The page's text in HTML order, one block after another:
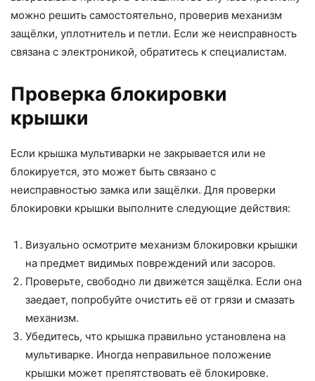
можно решить самостоятельно, проверив механизм
защёлки, уплотнитель и петли. Если же неисправность
связана с электроникой, обратитесь к специалистам.
Проверка блокировки
крышки
Если крышка мультиварки не закрывается или не
блокируется, это может быть связано с
неисправностью замка или защёлки. Для проверки
блокировки крышки выполните следующие действия:
Визуально осмотрите механизм блокировки крышки
на предмет видимых повреждений или засоров.
Проверьте, свободно ли движется защёлка. Если она
заедает, попробуйте очистить её от грязи и смазать
механизм.
Убедитесь, что крышка правильно установлена на
мультиварке. Иногда неправильное положение
крышки может препятствовать её блокировке.